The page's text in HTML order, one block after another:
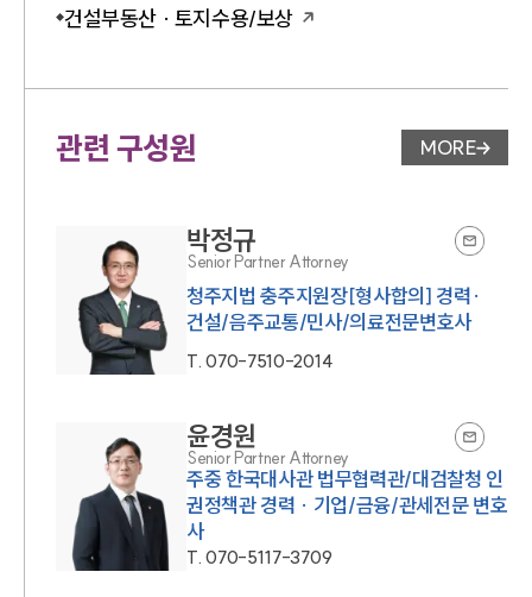
건설부동산 · 토지수용/보상
관련 구성원 변호사 페
MORE
박정규
Senior Partner Attorney
청주지법 충주지원장[형사합의] 경력·
건설/음주교통/민사/의료전문변호사
T.070-7510-2014
윤경원
Senior Partner Attorney
주중 한국대사관 법무협력관/대검찰청 인
권정책관 경력 · 기업/금융/관세전문 변호
사
T.070-5117-3709